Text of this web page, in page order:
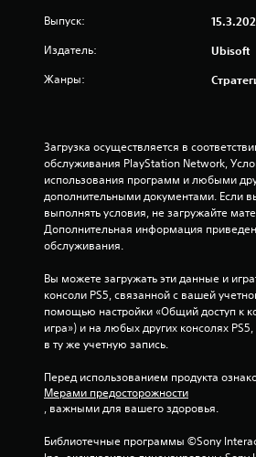
Выпуск:
Издатель: Ubisoft
Жанры:
Загрузка осуществляется в
обслуживания PlayStation Network,
использования программ и любыми
дополнительными документами. Если
выполнять условия, не загружайте
Дополнительная информация
обслуживания.
Вы можете загружать эти данные и
консоли PS5, связанной с вашей
помощью настройки «Общий доступ к
игра») и на любых других консолях
в ту же учетную запись.
Перед использованием продукта
Мерами предосторожности
, важными для вашего здоровья.
Библиотечные программы ©Sony